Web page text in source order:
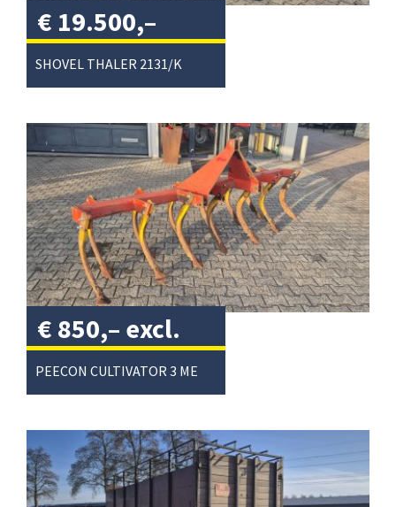
SHOVEL THALER 2131/K
€ 19.500,–
excl. btw/
€ 850,– excl.
btw/